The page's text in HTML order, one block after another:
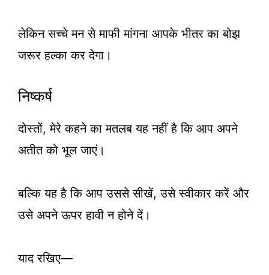
लेकिन सच्चे मन से माफी मांगना आपके भीतर का बोझ
जरूर हल्का कर देगा।
निष्कर्ष
दोस्तों, मेरे कहने का मतलब यह नहीं है कि आप अपने
अतीत को भूल जाएं।
बल्कि यह है कि आप उससे सीखें, उसे स्वीकार करें और
उसे अपने ऊपर हावी न होने दें।
याद रखिए—